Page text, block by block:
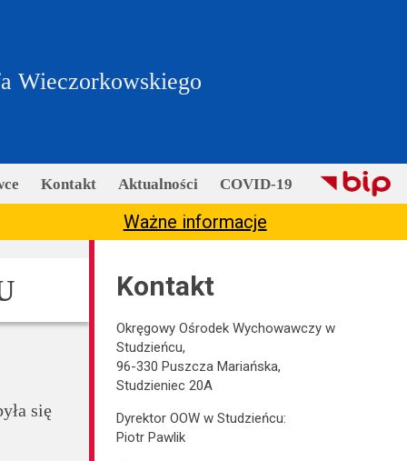
Wieczorkowskiego
Kontakt Aktualności COVID-19
Ważne informacje
się
Kontakt
Okręgowy Ośrodek Wychowawczy w
Studzieńcu,
96-330 Puszcza Mariańska,
Studzieniec 20A
Dyrektor OOW w Studzieńcu:
Piotr Pawlik